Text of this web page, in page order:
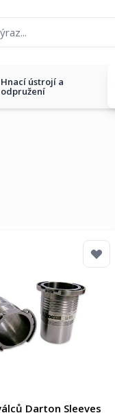
Hnací ústrojí a
odpružení
Darton Sleeves